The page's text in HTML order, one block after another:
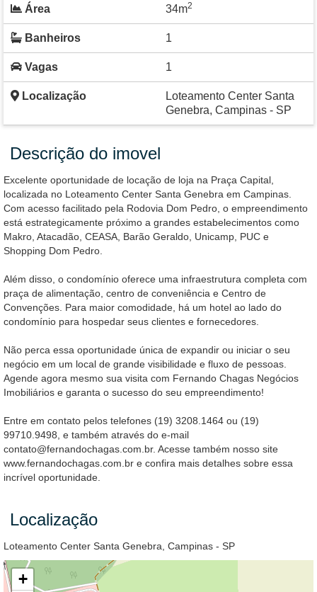
Área 34m2
Banheiros 1
Vagas 1
Localização
Loteamento Center Santa
Genebra, Campinas - SP
Descrição do imovel
Excelente oportunidade de locação de loja na Praça Capital,
localizada no Loteamento Center Santa Genebra em Campinas.
Com acesso facilitado pela Rodovia Dom Pedro, o empreendimento
está estrategicamente próximo a grandes estabelecimentos como
Makro, Atacadão, CEASA, Barão Geraldo, Unicamp, PUC e
Shopping Dom Pedro.
Além disso, o condomínio oferece uma infraestrutura completa com
praça de alimentação, centro de conveniência e Centro de
Convenções. Para maior comodidade, há um hotel ao lado do
condomínio para hospedar seus clientes e fornecedores.
Não perca essa oportunidade única de expandir ou iniciar o seu
negócio em um local de grande visibilidade e fluxo de pessoas.
Agende agora mesmo sua visita com Fernando Chagas Negócios
Imobiliários e garanta o sucesso do seu empreendimento!
Entre em contato pelos telefones (19) 3208.1464 ou (19)
99710.9498, e também através do e-mail
contato@fernandochagas.com.br. Acesse também nosso site
www.fernandochagas.com.br e confira mais detalhes sobre essa
incrível oportunidade.
Localização
Loteamento Center Santa Genebra, Campinas - SP
+